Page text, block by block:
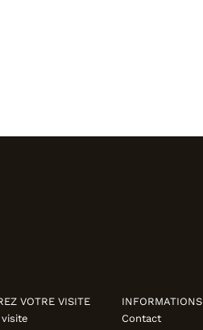
VOTRE VISITE
visite
INFORMATIONS
Contact